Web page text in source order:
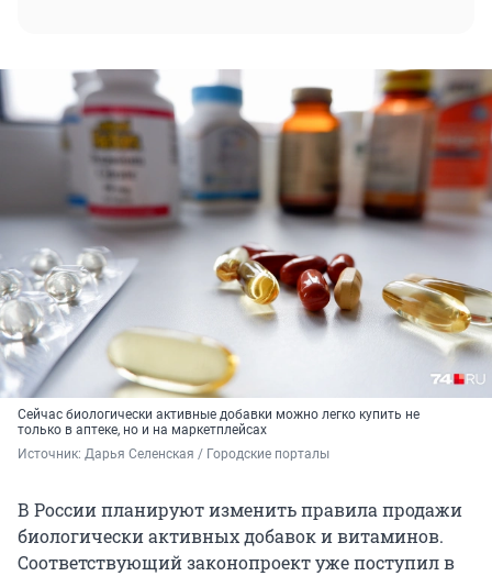
Сейчас биологически активные добавки можно легко купить не
только в аптеке, но и на маркетплейсах
Источник: Дарья Селенская / Городские порталы
В России планируют изменить правила продажи
биологически активных добавок и витаминов.
Соответствующий законопроект уже поступил в